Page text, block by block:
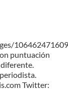
puntuación
Twitter: